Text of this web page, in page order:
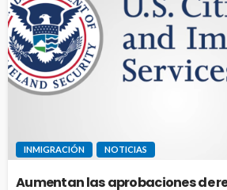
INMIGRACIÓN NOTICIAS
Aumentan las aprobaciones de